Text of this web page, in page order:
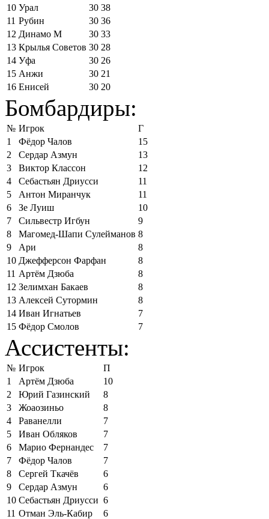
10 Урал 30 38
11 Рубин 30 36
12 Динамо М 30 33
13 Крылья Советов 30 28
14 Уфа 30 26
15 Анжи 30 21
16 Енисей 30 20
Бомбардиры:
№ Игрок
Г
1
Фёдор Чалов
15
2
Сердар Азмун
13
3
Виктор Классон
12
4
Себастьян Дриусси
11
5
Антон Миранчук
11
6
Зе Луиш
10
7
Сильвестр Игбун
9
8
Магомед-Шапи Сулейманов 8
9
Ари
8
10 Джефферсон Фарфан
8
11 Артём Дзюба
8
12 Зелимхан Бакаев
8
13 Алексей Сутормин
8
14 Иван Игнатьев
7
15 Фёдор Смолов 7
Ассистенты:
№ Игрок
П
1
Артём Дзюба
10
2
Юрий Газинский
8
3
Жоаозиньо
8
4
Раванелли
7
5
Иван Обляков
7
6
Марио Фернандес
7
7
Фёдор Чалов
7
8
Сергей Ткачёв
6
9
Сердар Азмун
6
10 Себастьян Дриусси 6
11 Отман Эль-Кабир 6